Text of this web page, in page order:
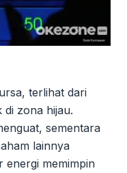
terlihat dari
di zona hijau.
sementara
lainnya
energi memimpin